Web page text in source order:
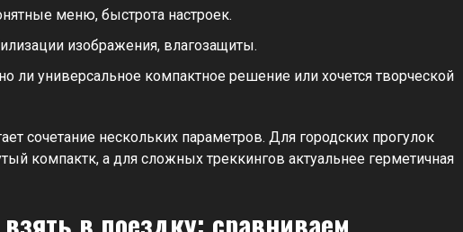
меню, быстрота настроек.
изображения, влагозащиты.
универсальное компактное решение или хочется творческой
сочетание нескольких параметров. Для городских прогулок
компактк, а для сложных треккингов актуальнее герметичная